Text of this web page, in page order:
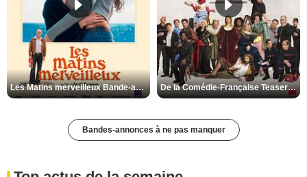
Les Matins merveilleux Bande-annonce VF De la Comédie-Française Teaser VF
Bandes-annonces à ne pas manquer